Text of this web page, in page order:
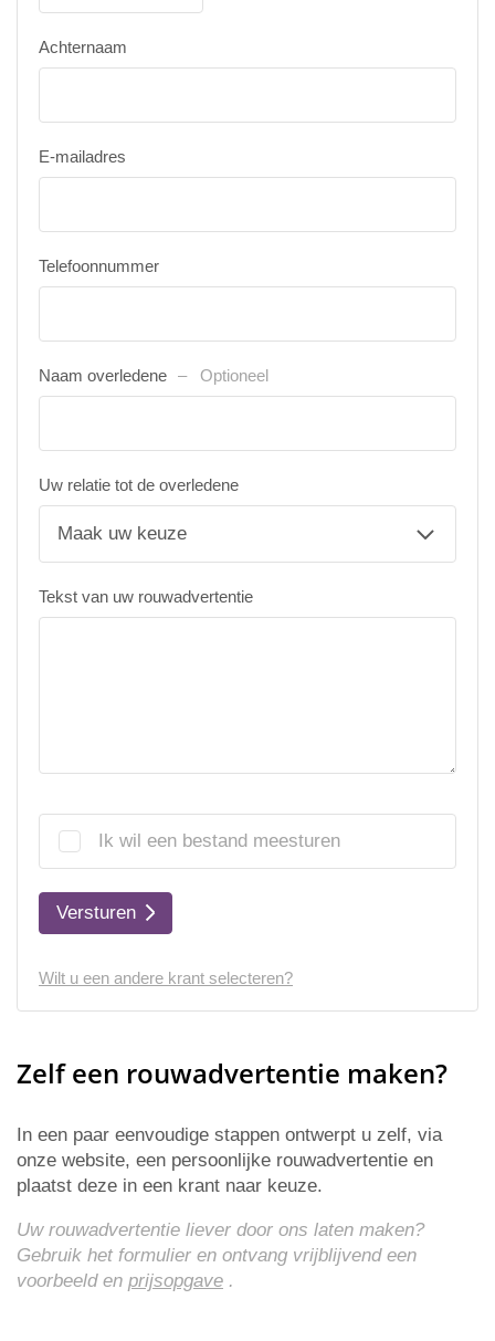
Achternaam
E-mailadres
Telefoonnummer
Naam overledene Optioneel
Uw relatie tot de overledene
Tekst van uw rouwadvertentie
Ik wil een bestand meesturen
Versturen
Wilt u een andere krant selecteren?
Zelf een rouwadvertentie maken?
In een paar eenvoudige stappen ontwerpt u zelf, via
onze website, een persoonlijke rouwadvertentie en
plaatst deze in een krant naar keuze.
Uw rouwadvertentie liever door ons laten maken?
Gebruik het formulier en ontvang vrijblijvend een
voorbeeld en prijsopgave .